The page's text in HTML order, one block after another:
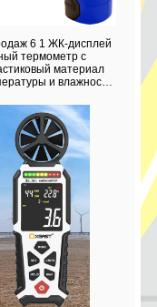
6 1 ЖК-дисплей
термометр с
материал
и влажности